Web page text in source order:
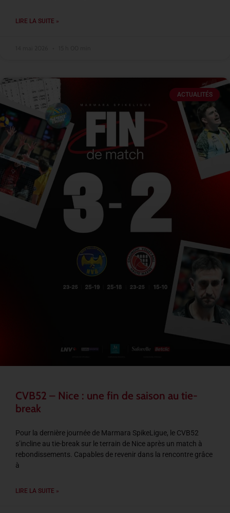
LIRE LA SUITE »
ACTUALITÉS
CVB52 – Nice : une fin de saison au tie-
break
Pour la dernière journée de Marmara SpikeLigue, le CVB52
s’incline au tie-break sur le terrain de Nice après un match à
rebondissements. Capables de revenir dans la rencontre grâce
à
LIRE LA SUITE »